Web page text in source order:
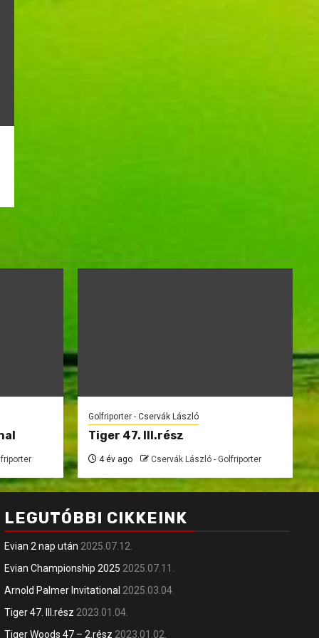
Golfriporter - Cservák László
Tiger 47. III.rész
4 év ago Cservák László - Golfriporter
LEGUTÓBBI CIKKEINK
Evian 2 nap után 2025.07.12.
Evian Championship 2025 2025.07.11.
Arnold Palmer Invitational 2025.03.04.
Tiger 47. III.rész 2023.01.04.
Tiger Woods 47 – 2.rész 2023.01.02.